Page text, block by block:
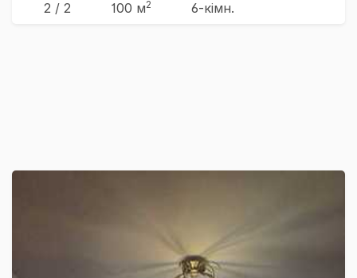
2 / 2 100 м2 6-кімн.